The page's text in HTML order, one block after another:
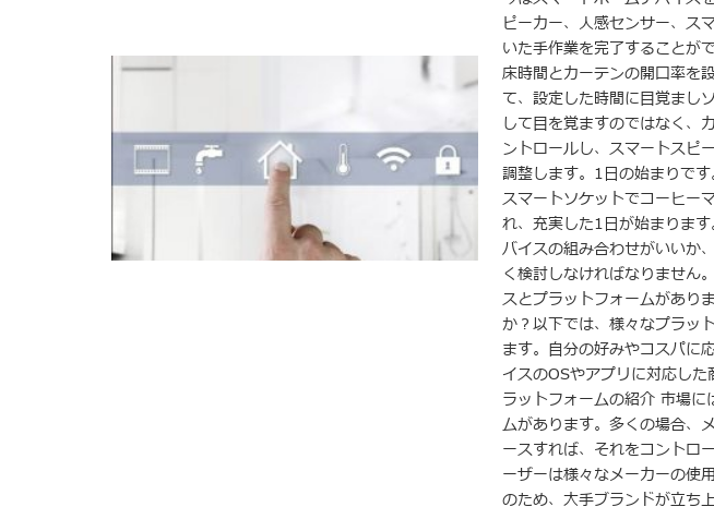
ピーカー、人感センサー、ス
いた手作業を完了することが
床時間とカーテンの開口率を
て、設定した時間に目覚まし
して目を覚ますのではなく、
ントロールし、スマートスピ
調整します。1日の始まりです
スマートソケットでコーヒー
れ、充実した1日が始まりま
バイスの組み合わせがいいか
く検討しなければなりません
スとプラットフォームがあり
か？以下では、様々なプラッ
ます。自分の好みやコスパに
イスのOSやアプリに対応し
ラットフォームの紹介 市場
ムがあります。多くの場合、
ースすれば、それをコントロ
ーザーは様々なメーカーの使
のため、大手ブランドが立ち